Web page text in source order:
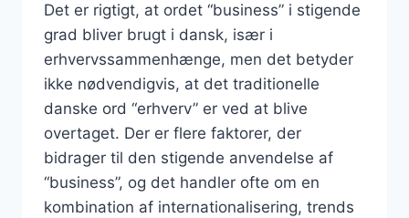
Det er rigtigt, at ordet “business” i stigende
grad bliver brugt i dansk, især i
erhvervssammenhænge, men det betyder
ikke nødvendigvis, at det traditionelle
danske ord “erhverv” er ved at blive
overtaget. Der er flere faktorer, der
bidrager til den stigende anvendelse af
“business”, og det handler ofte om en
kombination af internationalisering, trends